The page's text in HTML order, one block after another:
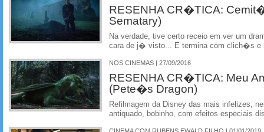
RESENHA CR�TICA:
Sematary)
Na verdade, tive certo receio em ver um
cara de j� visto... E termina com clich�s e
NOS CINEMAS | 27/09/2016
RESENHA CR�TICA: Meu
(Pete�s Dragon)
Refilmagem da Disney das mais infelizes,
antiquado, bobinho, com efeitos especiais